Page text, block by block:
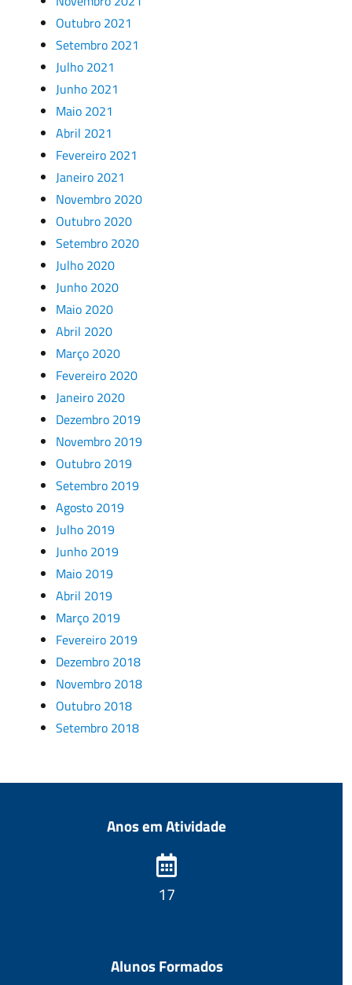
Outubro 2021
Setembro 2021
Julho 2021
Junho 2021
Maio 2021
Abril 2021
Fevereiro 2021
Janeiro 2021
Novembro 2020
Outubro 2020
Setembro 2020
Julho 2020
Junho 2020
Maio 2020
Abril 2020
Março 2020
Fevereiro 2020
Janeiro 2020
Dezembro 2019
Novembro 2019
Outubro 2019
Setembro 2019
Agosto 2019
Julho 2019
Junho 2019
Maio 2019
Abril 2019
Março 2019
Fevereiro 2019
Dezembro 2018
Novembro 2018
Outubro 2018
Setembro 2018
Anos em Atividade
18
Alunos Formados